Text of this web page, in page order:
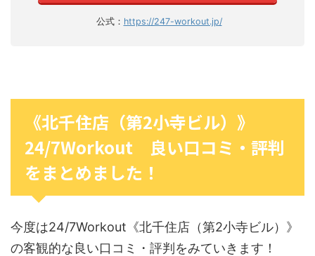
公式： https://247-workout.jp/
《北千住店（第2小寺ビル）》
24/7Workout 良い口コミ・評判
をまとめました！
今度は24/7Workout《北千住店（第2小寺ビル）》
の客観的な良い口コミ・評判をみていきます！